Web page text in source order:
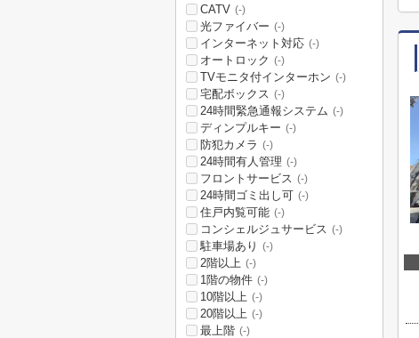
CATV (-)
光ファイバー (-)
インターネット対応 (-)
オートロック (-)
TVモニタ付インターホン (-)
宅配ボックス (-)
24時間緊急通報システム (-)
ディンプルキー (-)
防犯カメラ (-)
24時間有人管理 (-)
フロントサービス (-)
24時間ゴミ出し可 (-)
住戸内覧可能 (-)
コンシェルジュサービス (-)
駐車場あり (-)
2階以上 (-)
1階の物件 (-)
10階以上 (-)
20階以上 (-)
最上階 (-)